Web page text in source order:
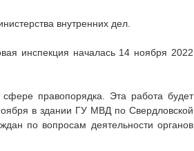
внутренних дел.
инспекция началась 14 ноября 2022
правопорядка. Эта работа будет
в здании ГУ МВД по Свердловской
по вопросам деятельности органов